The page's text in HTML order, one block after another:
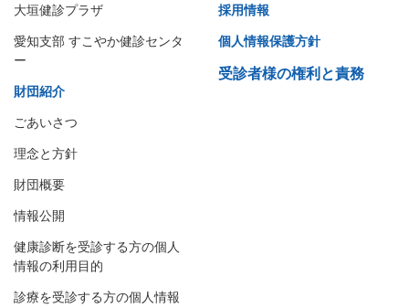
大垣健診プラザ
愛知支部 すこやか健診センタ
ー
財団紹介
ごあいさつ
理念と方針
財団概要
情報公開
健康診断を受診する方の個人
情報の利用目的
診療を受診する方の個人情報
採用情報
個人情報保護方針
受診者様の権利と責務